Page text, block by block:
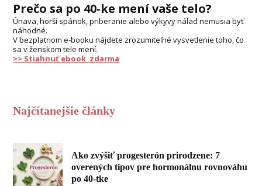
Prečo sa po 40-ke mení vaše telo?
Únava, horší spánok, priberanie alebo výkyvy nálad nemusia byť
náhodné.
V bezplatnom e-booku nájdete zrozumiteľné vysvetlenie toho, čo
sa v ženskom tele mení.
>> Stiahnuť ebook zdarma
Najčítanejšie články
Ako zvýšiť progesterón prirodzene: 7
overených tipov pre hormonálnu rovnováhu
po 40-tke